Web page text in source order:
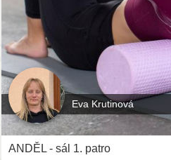
Eva Krutinová
ANDĚL - sál 1. patro